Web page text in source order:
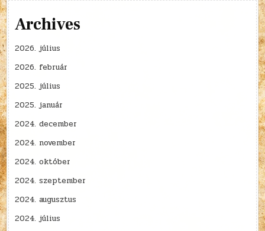
Archives
2026. július
2026. február
2025. július
2025. január
2024. december
2024. november
2024. október
2024. szeptember
2024. augusztus
2024. július